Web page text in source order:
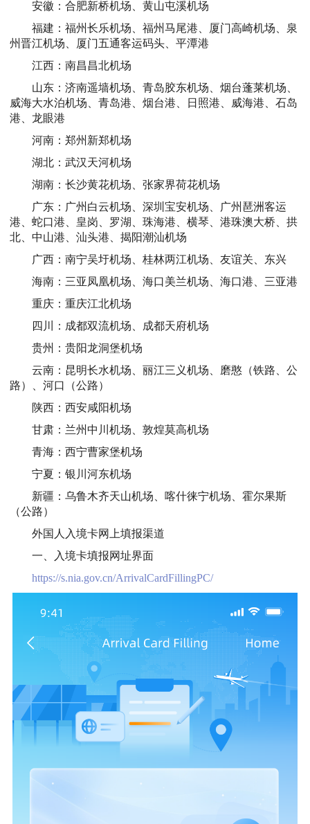
安徽：合肥新桥机场、黄山屯溪机场
福建：福州长乐机场、福州马尾港、厦门高崎机场、泉
州晋江机场、厦门五通客运码头、平潭港
江西：南昌昌北机场
山东：济南遥墙机场、青岛胶东机场、烟台蓬莱机场、
威海大水泊机场、青岛港、烟台港、日照港、威海港、石岛
港、龙眼港
河南：郑州新郑机场
湖北：武汉天河机场
湖南：长沙黄花机场、张家界荷花机场
广东：广州白云机场、深圳宝安机场、广州琶洲客运
港、蛇口港、皇岗、罗湖、珠海港、横琴、港珠澳大桥、拱
北、中山港、汕头港、揭阳潮汕机场
广西：南宁吴圩机场、桂林两江机场、友谊关、东兴
海南：三亚凤凰机场、海口美兰机场、海口港、三亚港
重庆：重庆江北机场
四川：成都双流机场、成都天府机场
贵州：贵阳龙洞堡机场
云南：昆明长水机场、丽江三义机场、磨憨（铁路、公
路）、河口（公路）
陕西：西安咸阳机场
甘肃：兰州中川机场、敦煌莫高机场
青海：西宁曹家堡机场
宁夏：银川河东机场
新疆：乌鲁木齐天山机场、喀什徕宁机场、霍尔果斯
（公路）
外国人入境卡网上填报渠道
一、入境卡填报网址界面
https://s.nia.gov.cn/ArrivalCardFillingPC/